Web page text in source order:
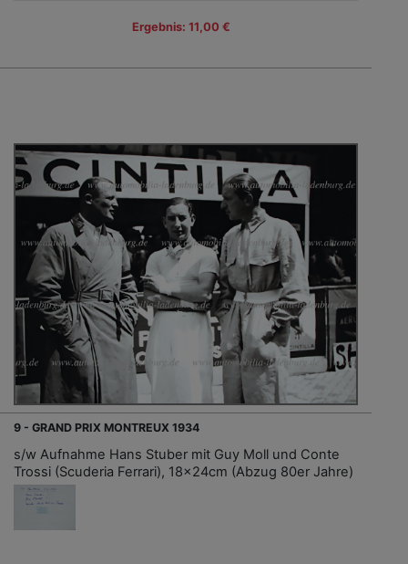
Ergebnis: 11,00 €
9 - GRAND PRIX MONTREUX 1934
s/w Aufnahme Hans Stuber mit Guy Moll und Conte
Trossi (Scuderia Ferrari), 18x24cm (Abzug 80er Jahre)